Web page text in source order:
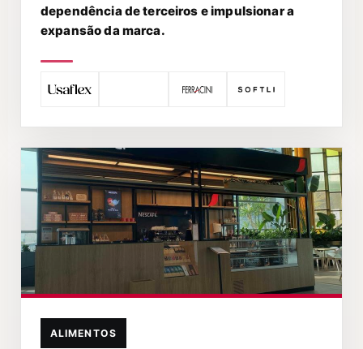
dependência de terceiros e impulsionar a
expansão da marca.
ALIMENTOS